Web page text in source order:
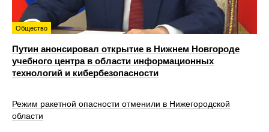
Общество
Путин анонсировал открытие в Нижнем Новгороде
учебного центра в области информационных
технологий и кибербезопасности
Режим ракетной опасности отменили в Нижегородской
области